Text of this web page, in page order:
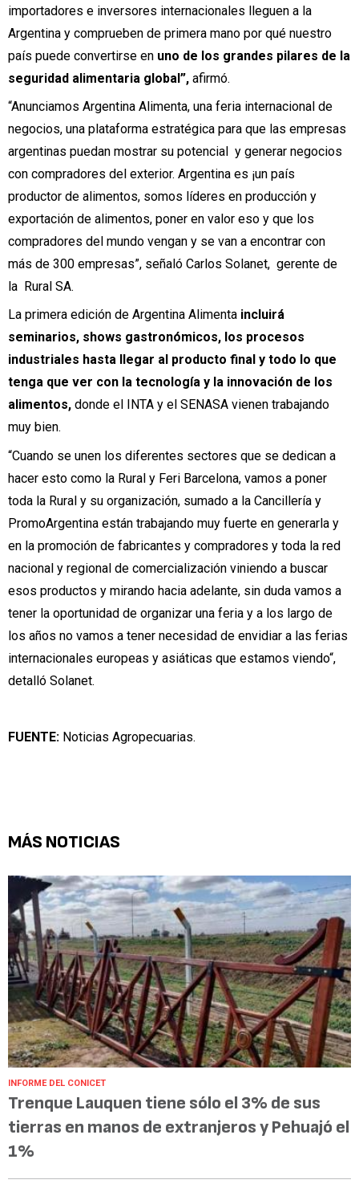
importadores e inversores internacionales lleguen a la
Argentina y comprueben de primera mano por qué nuestro
país puede convertirse en uno de los grandes pilares de la
seguridad alimentaria global”, afirmó.
“Anunciamos Argentina Alimenta, una feria internacional de
negocios, una plataforma estratégica para que las empresas
argentinas puedan mostrar su potencial y generar negocios
con compradores del exterior. Argentina es ¡un país
productor de alimentos, somos líderes en producción y
exportación de alimentos, poner en valor eso y que los
compradores del mundo vengan y se van a encontrar con
más de 300 empresas”, señaló Carlos Solanet, gerente de
la Rural SA.
La primera edición de Argentina Alimenta incluirá
seminarios, shows gastronómicos, los procesos
industriales hasta llegar al producto final y todo lo que
tenga que ver con la tecnología y la innovación de los
alimentos, donde el INTA y el SENASA vienen trabajando
muy bien.
“Cuando se unen los diferentes sectores que se dedican a
hacer esto como la Rural y Feri Barcelona, vamos a poner
toda la Rural y su organización, sumado a la Cancillería y
PromoArgentina están trabajando muy fuerte en generarla y
en la promoción de fabricantes y compradores y toda la red
nacional y regional de comercialización viniendo a buscar
esos productos y mirando hacia adelante, sin duda vamos a
tener la oportunidad de organizar una feria y a los largo de
los años no vamos a tener necesidad de envidiar a las ferias
internacionales europeas y asiáticas que estamos viendo“,
detalló Solanet.
FUENTE: Noticias Agropecuarias.
MÁS NOTICIAS
INFORME DEL CONICET
Trenque Lauquen tiene sólo el 3% de sus
tierras en manos de extranjeros y Pehuajó el
1%